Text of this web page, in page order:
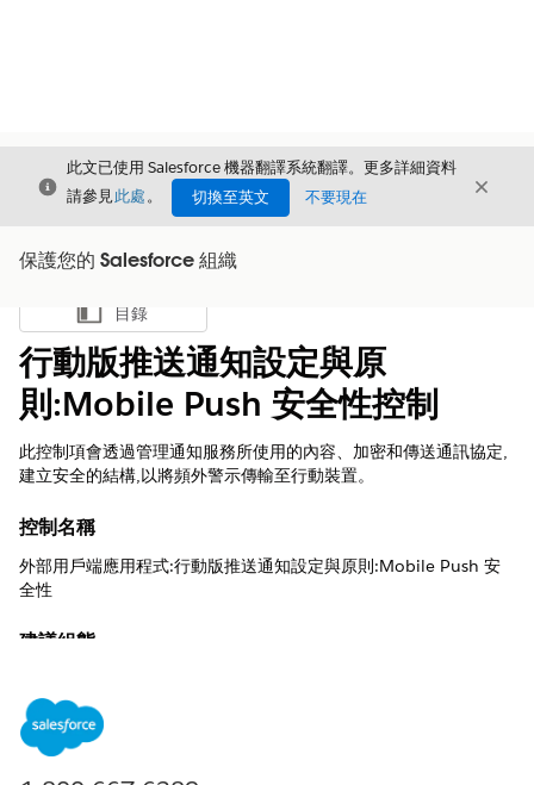
結束
此文已使用 Salesforce 機器翻譯系統翻譯。更多詳細資料
請參見此處。 切換至英文 不要現在 結束
保護您的 Salesforce 組織
顯示目錄
目錄
行動版推送通知設定與原
則:Mobile Push 安全性控制
此控制項會透過管理通知服務所使用的內容、加密和傳送通訊協定,
建立安全的結構,以將頻外警示傳輸至行動裝置。
控制名稱
外部用戶端應用程式:行動版推送通知設定與原則:Mobile Push 安
全性
建議組態
控制概觀